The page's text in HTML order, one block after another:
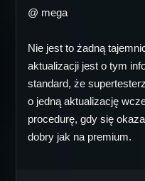
@ mega
Nie jest to żadną
aktualizacji jest o tym
standard, że
o jedną aktualizację
procedurę, gdy się
dobry jak na premium.